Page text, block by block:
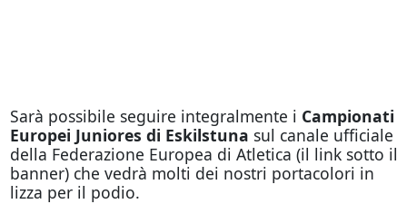
Sarà possibile seguire integralmente i Campionati
Europei Juniores di Eskilstuna sul canale ufficiale
della Federazione Europea di Atletica (il link sotto il
banner) che vedrà molti dei nostri portacolori in
lizza per il podio.